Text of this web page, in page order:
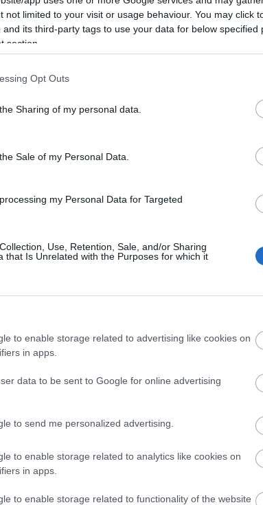
not limited to your visit or usage behaviour. You may click
its third-party tags to use your data for below specified
section.
Opt Outs
Sharing of my personal data.
Sale of my Personal Data.
my Personal Data for Targeted
Use, Retention, Sale, and/or Sharing
that Is Unrelated with the Purposes for which it
to enable storage related to advertising like cookies on
in apps.
data to be sent to Google for online advertising
to send me personalized advertising.
to enable storage related to analytics like cookies on
in apps.
to enable storage related to functionality of the website
χειμερινοί
Μακεδονία και την Ήπειρο μέχρι την
Κέντρο
για μικρούς και
Χιονοδρομικό Κέντρο της χώρας
Οι καλύτερες